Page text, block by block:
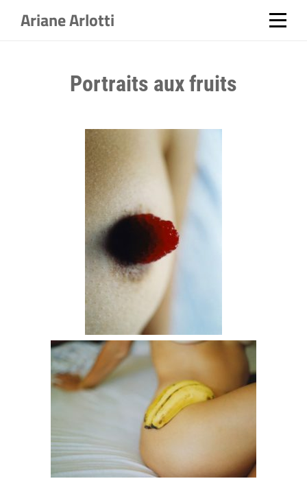
Ariane Arlotti
Portraits aux fruits